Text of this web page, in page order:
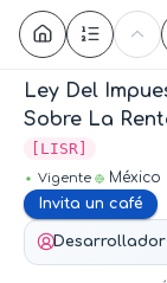
Contenido
Ley Del
Sobre La
[LISR]
Vigente
México
Invita un café
Desarrollador